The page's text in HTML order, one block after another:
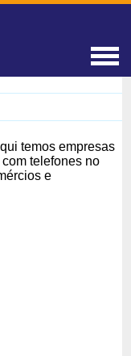
temos empresas
telefones no
e